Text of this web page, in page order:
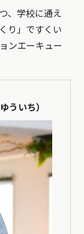
、学校に通え
り」ですくい
ンエーキュー
ういち）